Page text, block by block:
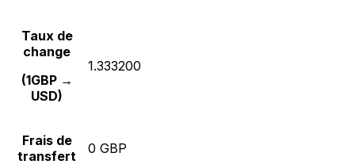
Taux de
change
(1GBP →
USD)
1.333200
Frais de
transfert
0 GBP